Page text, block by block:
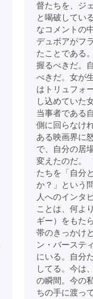
督たちを、ジ
と喝破してい
なコメントの
デュボアがフ
たことである
握るべきだ。
べきだ。女が
はトリュフォ
し込めていた
当事者である
側に回らなけ
ある映画界に
で、自分の居
変えたのだ。
たちを「自分
か？」という
人へのインタ
ことは、何よ
ギー）をもた
帯のきっかけ
ン・バーステ
にいる。自分
してる。今は
の瞬間。今の
ちの手に渡っ